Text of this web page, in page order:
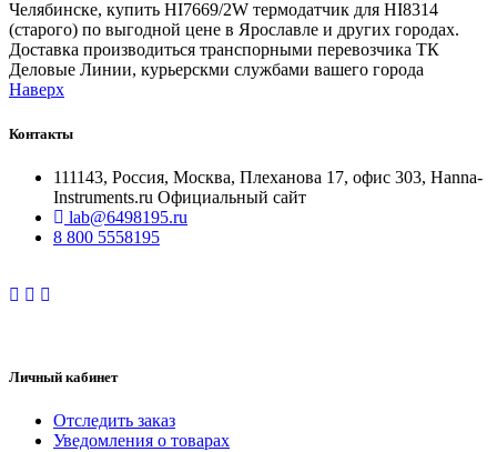
Челябинске, купить HI7669/2W термодатчик для HI8314
(старого) по выгодной цене в Ярославле и других городах.
Доставка производиться транспорными перевозчика ТК
Деловые Линии, курьерскми службами вашего города
Наверх
Контакты
111143, Россия, Москва, Плеханова 17, офис 303, Hanna-
Instruments.ru Официальный сайт
lab@6498195.ru
8 800 5558195
Личный кабинет
Отследить заказ
Уведомления о товарах